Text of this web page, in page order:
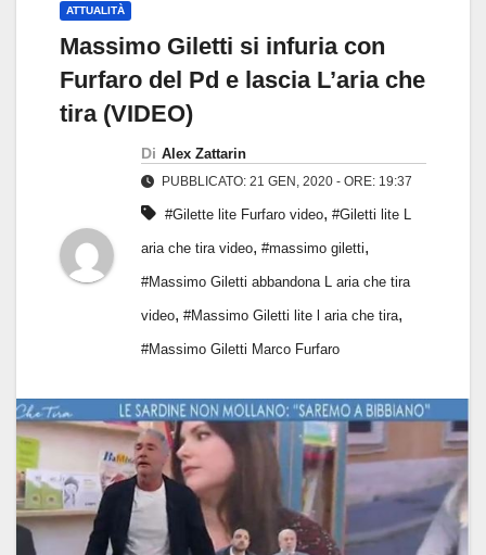
ATTUALITÀ
Massimo Giletti si infuria con
Furfaro del Pd e lascia L’aria che
tira (VIDEO)
Di Alex Zattarin
PUBBLICATO: 21 GEN, 2020 - ORE: 19:37
#Gilette lite Furfaro video, #Giletti lite L
aria che tira video, #massimo giletti,
#Massimo Giletti abbandona L aria che tira
video, #Massimo Giletti lite l aria che tira,
#Massimo Giletti Marco Furfaro